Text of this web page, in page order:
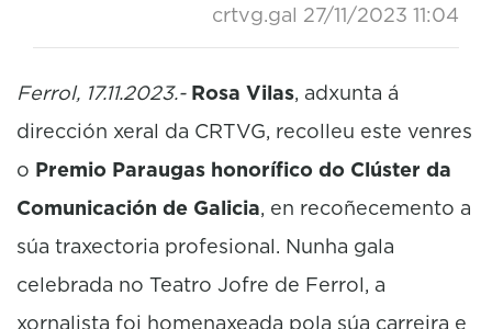
crtvg.gal 27/11/2023 11:04
Ferrol, 17.11.2023.- Rosa Vilas, adxunta á
dirección xeral da CRTVG, recolleu este venres
o Premio Paraugas honorífico do Clúster da
Comunicación de Galicia, en recoñecemento a
súa traxectoria profesional. Nunha gala
celebrada no Teatro Jofre de Ferrol, a
xornalista foi homenaxeada pola súa carreira e